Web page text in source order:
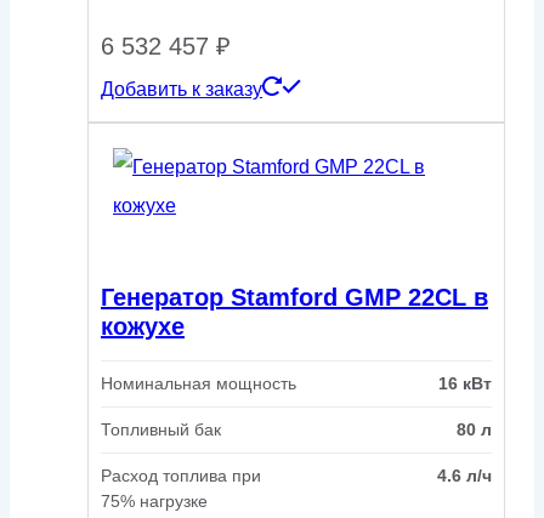
6 532 457 ₽
Добавить к заказу
Генератор Stamford GMP 22CL в
кожухе
Номинальная мощность 16 кВт
Топливный бак 80 л
Расход топлива при
75% нагрузке
4.6 л/ч